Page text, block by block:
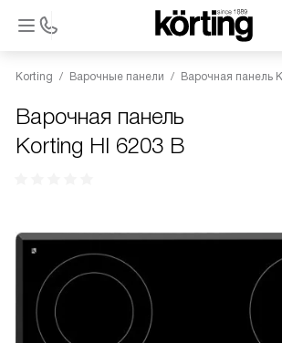
Korting Варочные панели Варочная панель
Варочная панель
Korting HI 6203 B